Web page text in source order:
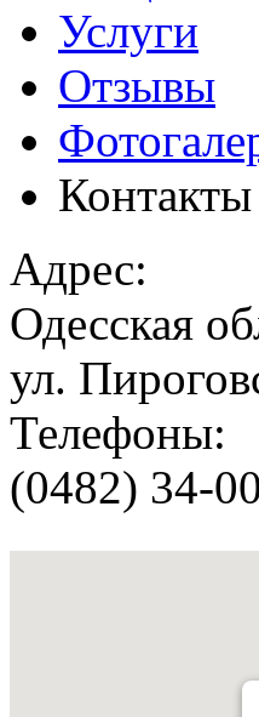
Услуги
Отзывы
Контакты
Адрес:
Одесская
ул.
Телефоны:
(0482) 34-